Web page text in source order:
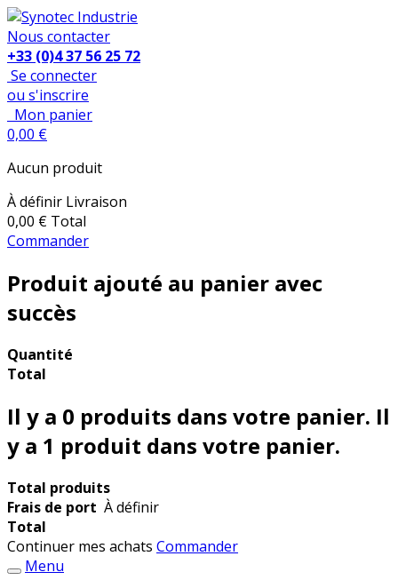
Nous contacter
+33 (0)4 37 56 25 72
Se connecter
ou s'inscrire
Mon panier
0,00 €
Aucun produit
À définir Livraison
0,00 € Total
Commander
Produit ajouté au panier avec
succès
Quantité
Total
Il y a 0 produits dans votre panier. Il
y a 1 produit dans votre panier.
Total produits
Frais de port À définir
Total
Continuer mes achats Commander
Menu